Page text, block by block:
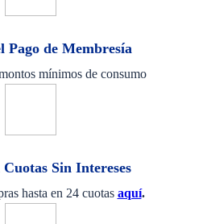
Pago de Membresía
mínimos de consumo
Sin Intereses
hasta en 24 cuotas aquí.